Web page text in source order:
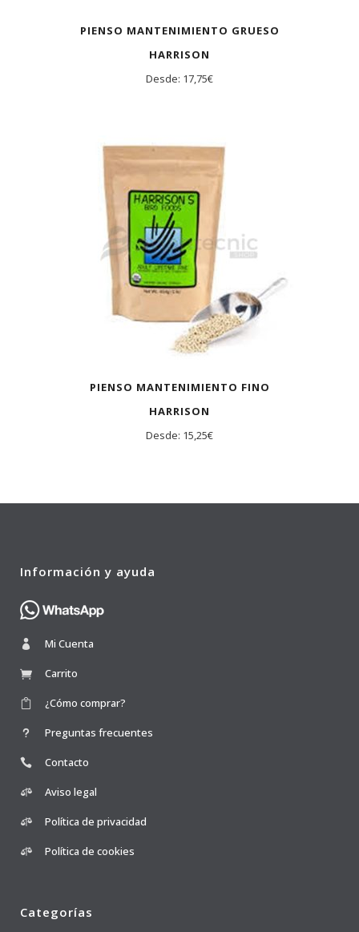
PIENSO MANTENIMIENTO GRUESO
HARRISON
Desde: 17,75€
PIENSO MANTENIMIENTO FINO
HARRISON
Desde: 15,25€
Información y ayuda
Mi Cuenta
Carrito
¿Cómo comprar?
Preguntas frecuentes
Contacto
Aviso legal
Política de privacidad
Política de cookies
Categorías